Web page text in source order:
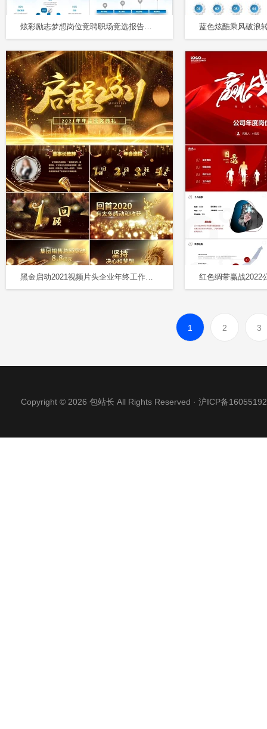
炫彩励志梦想岗位竞聘职场竞选报告商务通用PPT
黑金启动2021视频片头企业年终工作会暨年会颁奖典礼PPT2021年会
1 2 3
Copyright © 2026 包站长 All Rights Reserved · 沪ICP备